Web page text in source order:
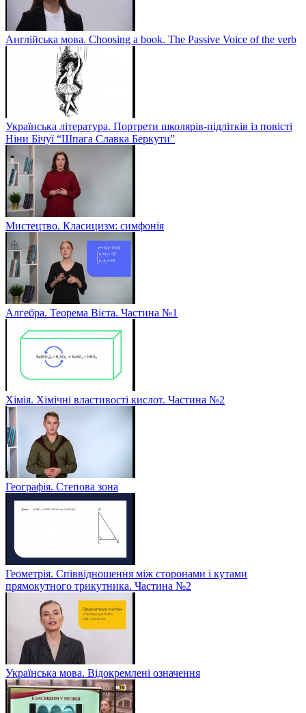
Англійська мова. Choosing a book. The Passive Voice of the verb
Українська література. Портрети школярів-підлітків із повісті
Ніни Бічуї “Шпага Славка Беркути”
Мистецтво. Класицизм: симфонія
Алгебра. Теорема Вієта. Частина №1
Хімія. Хімічні властивості кислот. Частина №2
Географія. Степова зона
Геометрія. Співвідношення між сторонами і кутами
прямокутного трикутника. Частина №2
Українська мова. Відокремлені означення